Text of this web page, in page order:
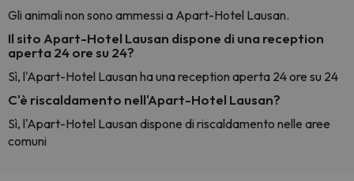
Gli animali non sono ammessi a Apart-Hotel Lausan.
Il sito Apart-Hotel Lausan dispone di una reception
aperta 24 ore su 24?
Sì, l'Apart-Hotel Lausan ha una reception aperta 24 ore su 24
C'è riscaldamento nell'Apart-Hotel Lausan?
Sì, l'Apart-Hotel Lausan dispone di riscaldamento nelle aree
comuni